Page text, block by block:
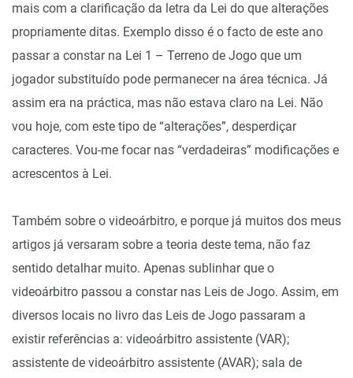
mais com a clarificação da letra da Lei do que alterações
propriamente ditas. Exemplo disso é o facto de este ano
passar a constar na Lei 1 – Terreno de Jogo que um
jogador substituído pode permanecer na área técnica. Já
assim era na práctica, mas não estava claro na Lei. Não
vou hoje, com este tipo de “alterações”, desperdiçar
caracteres. Vou-me focar nas “verdadeiras” modificações e
acrescentos à Lei.
Também sobre o videoárbitro, e porque já muitos dos meus
artigos já versaram sobre a teoria deste tema, não faz
sentido detalhar muito. Apenas sublinhar que o
videoárbitro passou a constar nas Leis de Jogo. Assim, em
diversos locais no livro das Leis de Jogo passaram a
existir referências a: videoárbitro assistente (VAR);
assistente de videoárbitro assistente (AVAR); sala de